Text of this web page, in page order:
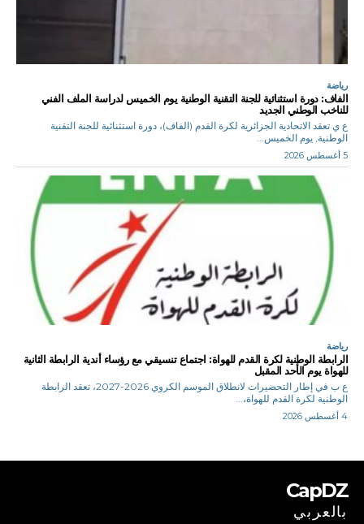
رياضة
الفاف: دورة استثنائية للجنة التقنية الوطنية يوم الخميس لدراسة الملف الفني
للناخب الوطني الجديد
ع ي تعقد الاتحادية الجزائرية لكرة القدم (الفاف)، دورة استثنائية للجنة التقنية
الوطنية, يوم الخميس...
5 أغسطس 2026
رياضة
الرابطة الوطنية لكرة القدم للهواة: اجتماع تنسيقي مع رؤساء أندية الرابطة الثانية
للهواة يوم الأحد المقبل
ع ب في إطار التحضيرات لانطلاق الموسم الكروي 2026-2027، تعقد الرابطة
الوطنية لكرة القدم للهواة،...
4 أغسطس 2026
CapDZ
بالعربي